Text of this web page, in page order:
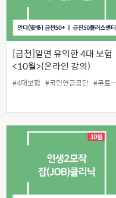
[금천]알면 유익한 4대 보험
<10월>(온라인 강의)
#4대보험 #국민연금공단 #무료